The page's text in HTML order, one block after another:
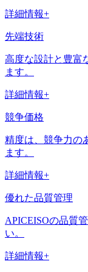
詳細情報+
先端技術
高度な設計と豊富
ます。
詳細情報+
競争価格
精度は、競争力の
ます。
詳細情報+
優れた品質管理
APICEISOの品質
い。
詳細情報+